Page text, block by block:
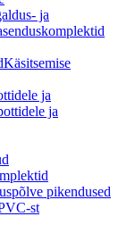
ja
Käsitsemise
ja
ja
pikendused
st